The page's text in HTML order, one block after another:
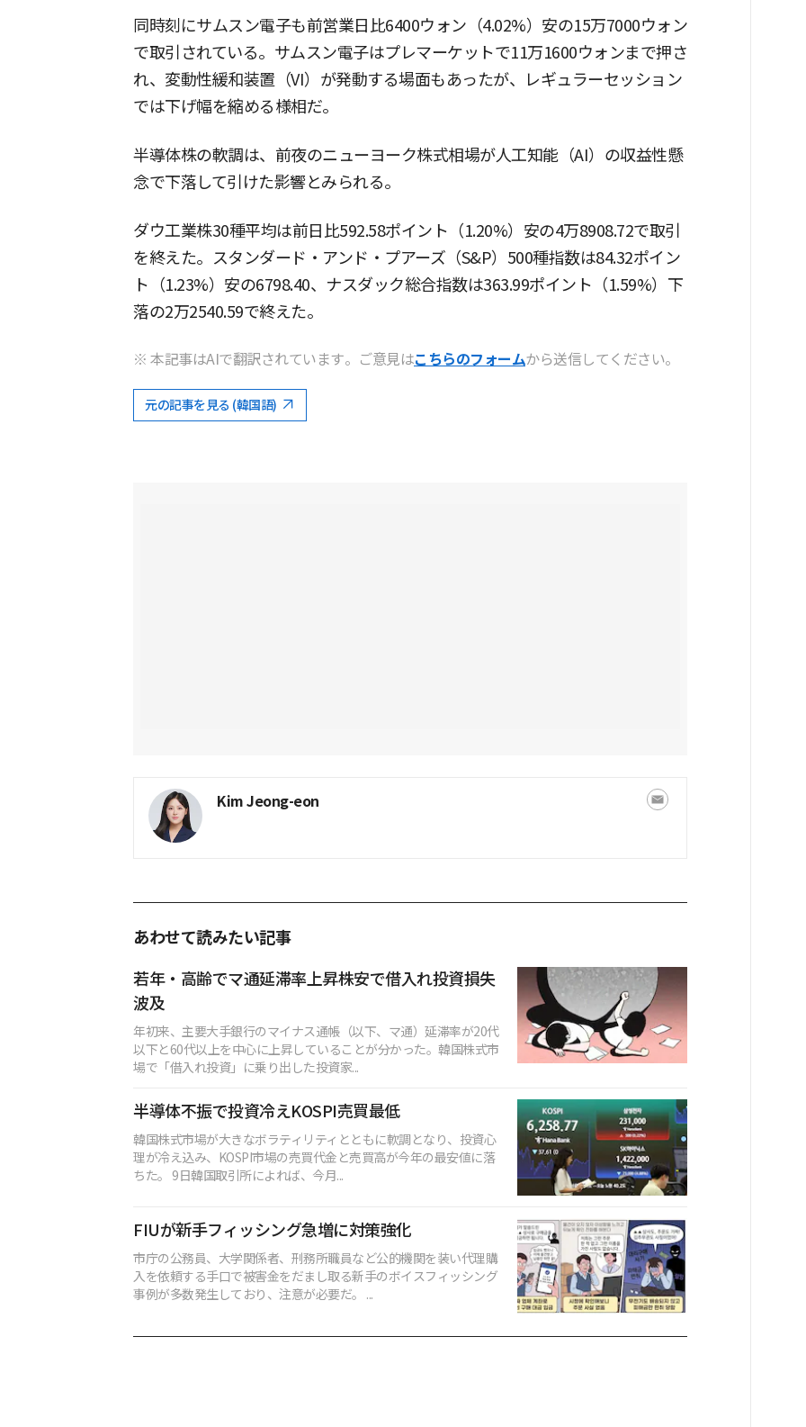
同時刻にサムスン電子も前営業日比6400ウォン（4.02%）安の15万7000ウォン
で取引されている。サムスン電子はプレマーケットで11万1600ウォンまで押さ
れ、変動性緩和装置（VI）が発動する場面もあったが、レギュラーセッション
では下げ幅を縮める様相だ。
半導体株の軟調は、前夜のニューヨーク株式相場が人工知能（AI）の収益性懸
念で下落して引けた影響とみられる。
ダウ工業株30種平均は前日比592.58ポイント（1.20%）安の4万8908.72で取引
を終えた。スタンダード・アンド・プアーズ（S&P）500種指数は84.32ポイン
ト（1.23%）安の6798.40、ナスダック総合指数は363.99ポイント（1.59%）下
落の2万2540.59で終えた。
※ 本記事はAIで翻訳されています。ご意見はこちらのフォームから送信してください。
元の記事を見る (韓国語)
Kim Jeong-eon
あわせて読みたい記事
若年・高齢でマ通延滞率上昇株安で借入れ投資損失
波及
年初来、主要大手銀行のマイナス通帳（以下、マ通）延滞率が20代
以下と60代以上を中心に上昇していることが分かった。韓国株式市
場で「借入れ投資」に乗り出した投資家...
半導体不振で投資冷えKOSPI売買最低
韓国株式市場が大きなボラティリティとともに軟調となり、投資心
理が冷え込み、KOSPI市場の売買代金と売買高が今年の最安値に落
ちた。 9日韓国取引所によれば、今月...
FIUが新手フィッシング急増に対策強化
市庁の公務員、大学関係者、刑務所職員など公的機関を装い代理購
入を依頼する手口で被害金をだまし取る新手のボイスフィッシング
事例が多数発生しており、注意が必要だ。 ...